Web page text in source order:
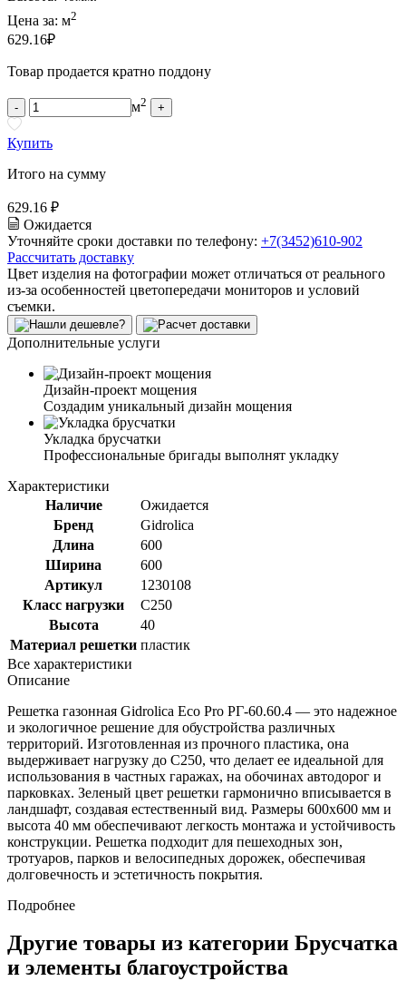
Цена за: м2
629.16₽
Товар продается кратно поддону
- м2 +
Купить
Итого на сумму
629.16 ₽
Ожидается
Уточняйте сроки доставки по телефону: +7(3452)610-902
Рассчитать доставку
Цвет изделия на фотографии может отличаться от реального
из-за особенностей цветопередачи мониторов и условий
съемки.
Дополнительные услуги
Дизайн-проект мощения
Создадим уникальный дизайн мощения
Укладка брусчатки
Профессиональные бригады выполнят укладку
Характеристики
Наличие
Ожидается
Бренд
Gidrolica
Длина
600
Ширина
600
Артикул
1230108
Класс нагрузки
C250
Высота
40
Материал решетки пластик
Все характеристики
Описание
Решетка газонная Gidrolica Eco Pro РГ-60.60.4 — это надежное
и экологичное решение для обустройства различных
территорий. Изготовленная из прочного пластика, она
выдерживает нагрузку до C250, что делает ее идеальной для
использования в частных гаражах, на обочинах автодорог и
парковках. Зеленый цвет решетки гармонично вписывается в
ландшафт, создавая естественный вид. Размеры 600x600 мм и
высота 40 мм обеспечивают легкость монтажа и устойчивость
конструкции. Решетка подходит для пешеходных зон,
тротуаров, парков и велосипедных дорожек, обеспечивая
долговечность и эстетичность покрытия.
Подробнее
Другие товары из категории Брусчатка
и элементы благоустройства